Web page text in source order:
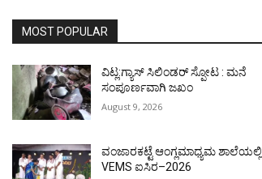
MOST POPULAR
ವಿಟ್ಲ:ಗ್ಯಾಸ್ ಸಿಲಿಂಡರ್ ಸ್ಪೋಟ : ಮನೆ
ಸಂಪೂರ್ಣವಾಗಿ ಜಖಂ
August 9, 2026
ವಂಜಾರಕಟ್ಟೆ ಆಂಗ್ಲಮಾಧ್ಯಮ ಶಾಲೆಯಲ್ಲಿ
VEMS ಐಸಿರ–2026